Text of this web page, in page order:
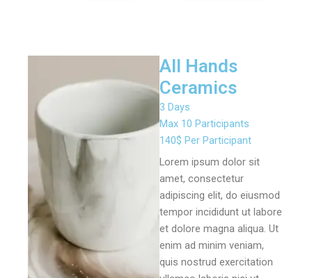
All Hands
Ceramics
3 Days
Max 10 Participants
140$ Per Participant
Lorem ipsum dolor sit
amet, consectetur
adipiscing elit, do eiusmod
tempor incididunt ut labore
et dolore magna aliqua. Ut
enim ad minim veniam,
quis nostrud exercitation